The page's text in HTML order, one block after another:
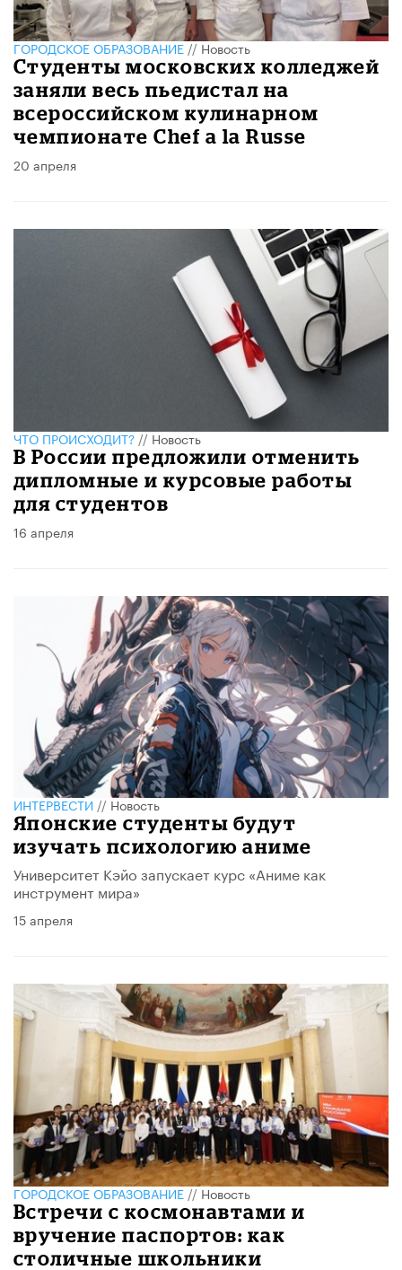
ГОРОДСКОЕ ОБРАЗОВАНИЕ//Новость
Студенты московских колледжей
заняли весь пьедистал на
всероссийском кулинарном
чемпионате Chef a la Russe
20 апреля
ЧТО ПРОИСХОДИТ?//Новость
В России предложили отменить
дипломные и курсовые работы
для студентов
16 апреля
ИНТЕРВЕСТИ // Новость
Японские студенты будут
изучать психологию аниме
Университет Кэйо запускает курс «Аниме как
инструмент мира»
15 апреля
ГОРОДСКОЕ ОБРАЗОВАНИЕ//Новость
​Встречи с космонавтами и
вручение паспортов: как
столичные школьники